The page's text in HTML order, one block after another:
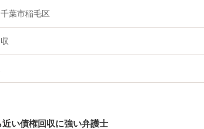
葉市稲毛区
い債権回収に強い弁護士